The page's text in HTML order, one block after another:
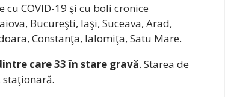
cu COVID-19 şi cu boli cronice
Bucureşti, Iaşi, Suceava, Arad,
Constanţa, Ialomiţa, Satu Mare.
care 33 în stare gravă. Starea de
staţionară.